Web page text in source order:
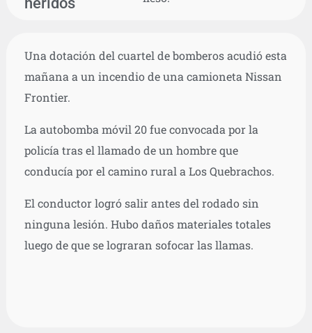
Una dotación del cuartel de bomberos acudió esta
mañana a un incendio de una camioneta Nissan
Frontier.
La autobomba móvil 20 fue convocada por la
policía tras el llamado de un hombre que
conducía por el camino rural a Los Quebrachos.
El conductor logró salir antes del rodado sin
ninguna lesión. Hubo daños materiales totales
luego de que se lograran sofocar las llamas.